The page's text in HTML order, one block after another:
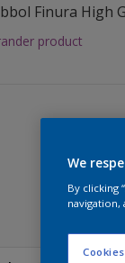
Finura High
product
We
By clicking
navigation,